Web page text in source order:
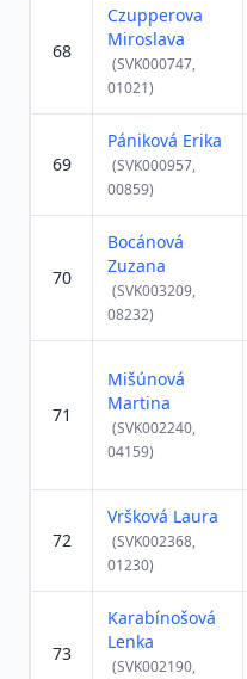
68
Czupperova
Miroslava
(SVK000747,
01021)
69
Pániková Erika
(SVK000957,
00859)
70
Bocánová
Zuzana
(SVK003209,
08232)
71
Mišúnová
Martina
(SVK002240,
04159)
72
Vršková Laura
(SVK002368,
01230)
73
Karabínošová
Lenka
(SVK002190,